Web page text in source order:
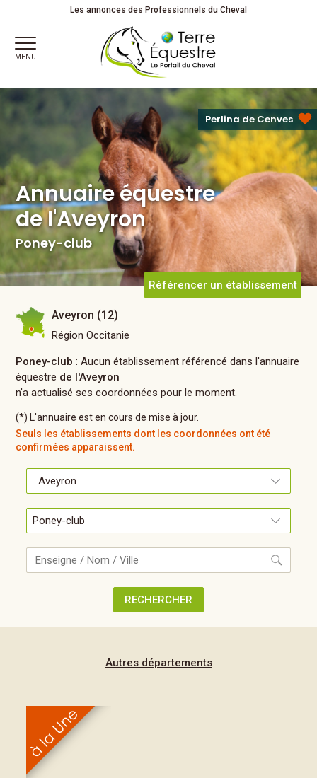
Annuaire équestreLes annonces des Professionnels du Cheval
MENU
Annuaire équestre
de l'Aveyron
Poney-club
Perlina de Cenves
Référencer un établissement
Aveyron (12)
Région Occitanie
Poney-club : Aucun établissement référencé dans l'annuaire
équestre de l'Aveyron
n'a actualisé ses coordonnées pour le moment.
(*) L'annuaire est en cours de mise à jour.
Seuls les établissements dont les coordonnées ont été
confirmées apparaissent.
RECHERCHER
Autres départements